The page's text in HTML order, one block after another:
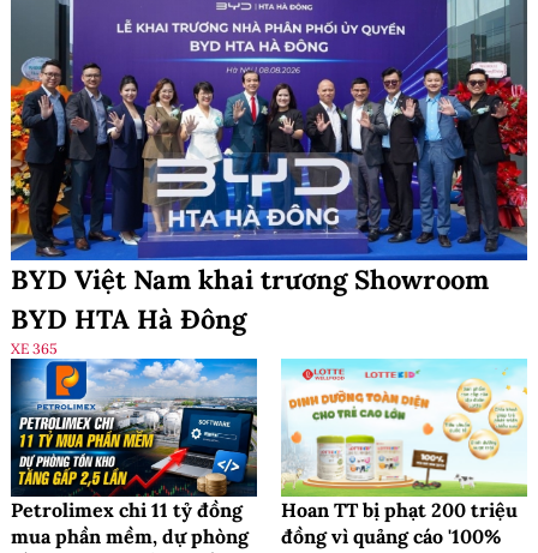
Hoàn thành giải phóng
mặt bằng và khởi công dự
án xây dựng Bệnh viện
Mắt thành phố Hà Nội
Thái Nguyên đưa 149 vùng
chè lên bản đồ số bằng
GPS
Xem thêm
Kinh tế số